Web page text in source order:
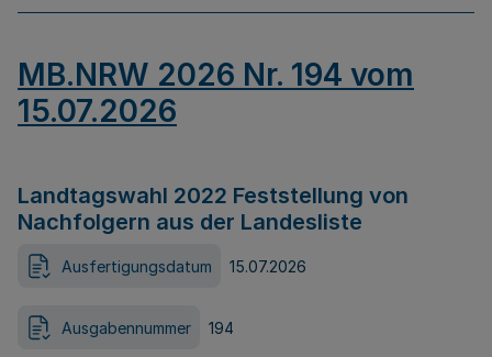
MB.NRW 2026 Nr. 194 vom
15.07.2026
Landtagswahl 2022 Feststellung von
Nachfolgern aus der Landesliste
Ausfertigungsdatum 15.07.2026
Ausgabennummer 194